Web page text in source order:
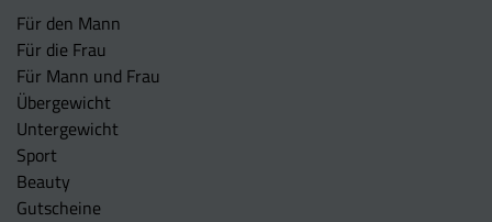
Für den Mann
Für die Frau
Für Mann und Frau
Übergewicht
Untergewicht
Sport
Beauty
Gutscheine